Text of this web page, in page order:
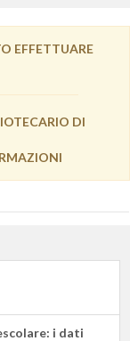
EFFETTUARE
DI
i dati